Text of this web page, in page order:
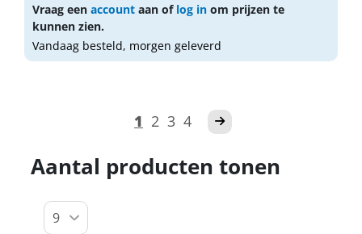
Vraag een account aan of log in om prijzen te
kunnen zien.
Vandaag besteld, morgen geleverd
1 2 3 4
Aantal producten tonen